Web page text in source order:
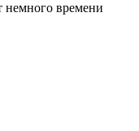
немного времени